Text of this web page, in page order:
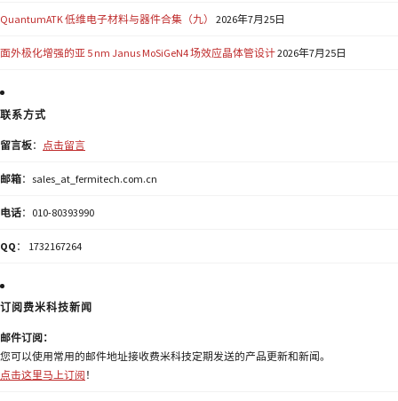
QuantumATK 低维电子材料与器件合集（九） 2026年7月25日
面外极化增强的亚 5 nm Janus MoSiGeN4 场效应晶体管设计2026年7月25日
联系方式
留言板： 点击留言
邮箱：sales_at_fermitech.com.cn
电话：010-80393990
QQ ： 1732167264
订阅费米科技新闻
邮件订阅：
您可以使用常用的邮件地址接收费米科技定期发送的产品更新和新闻。
点击这里马上订阅 ！